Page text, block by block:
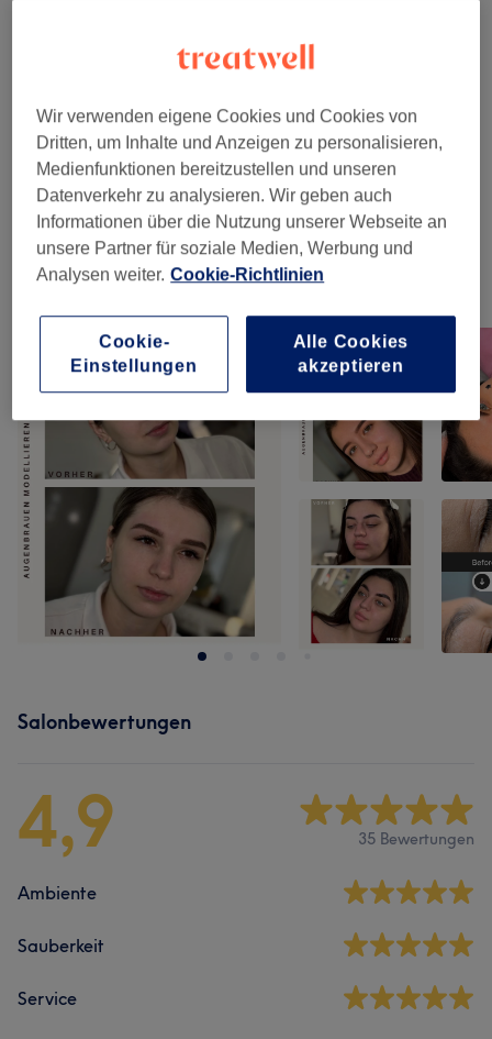
Augenbrauen (4 ) ab 15 €
Damen Waxing (33 ) ab 5 €
Damen Sugaring (30) ab 5 €
Unsere Arbeit
Bild anklicken für weitere Details
Salonbewertungen
4,9 35 Bewertungen
Ambiente
Sauberkeit
Service
Wir verwenden eigene Cookies und Cookies von
Dritten, um Inhalte und Anzeigen zu personalisieren,
Medienfunktionen bereitzustellen und unseren
Datenverkehr zu analysieren. Wir geben auch
Informationen über die Nutzung unserer Webseite an
unsere Partner für soziale Medien, Werbung und
Analysen weiter. Cookie-Richtlinien
Cookie-
Einstellungen
Alle Cookies
akzeptieren